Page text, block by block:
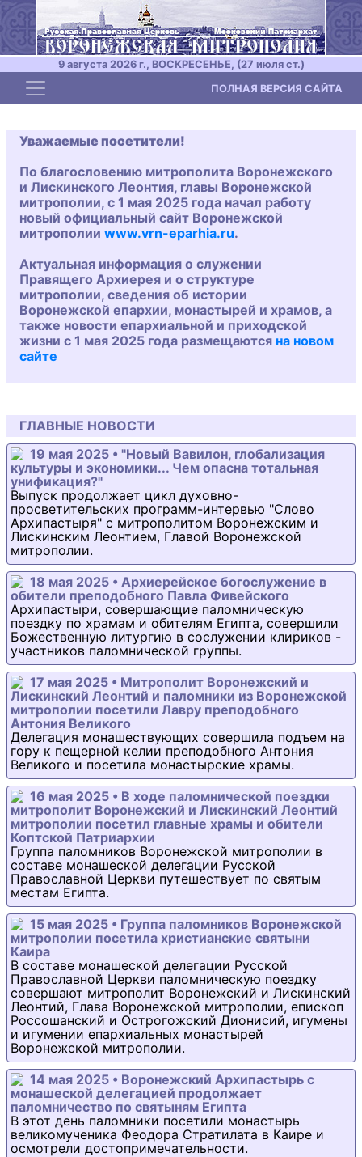
9 августа 2026 г., ВОСКРЕСЕНЬЕ, (27 июля ст.)
Toggle navigation ПОЛНАЯ ВЕРСИЯ САЙТА
Уважаемые посетители!
По благословению митрополита Воронежского
и Лискинского Леонтия, главы Воронежской
митрополии, с 1 мая 2025 года начал работу
новый официальный сайт Воронежской
митрополии www.vrn-eparhia.ru.
Актуальная информация о служении
Правящего Архиерея и о структуре
митрополии, сведения об истории
Воронежской епархии, монастырей и храмов, а
также новости епархиальной и приходской
жизни с 1 мая 2025 года размещаются на новом
сайте
ГЛАВНЫЕ НОВОСТИ
19 мая 2025 • "Новый Вавилон, глобализация
культуры и экономики... Чем опасна тотальная
унификация?"
Выпуск продолжает цикл духовно-
просветительских программ-интервью "Слово
Архипастыря" с митрополитом Воронежским и
Лискинским Леонтием, Главой Воронежской
митрополии.
18 мая 2025 • Архиерейское богослужение в
обители преподобного Павла Фивейского
Архипастыри, совершающие паломническую
поездку по храмам и обителям Египта, совершили
Божественную литургию в сослужении клириков -
участников паломнической группы.
17 мая 2025 • Митрополит Воронежский и
Лискинский Леонтий и паломники из Воронежской
митрополии посетили Лавру преподобного
Антония Великого
Делегация монашествующих совершила подъем на
гору к пещерной келии преподобного Антония
Великого и посетила монастырские храмы.
16 мая 2025 • В ходе паломнической поездки
митрополит Воронежский и Лискинский Леонтий
митрополии посетил главные храмы и обители
Коптской Патриархии
Группа паломников Воронежской митрополии в
составе монашеской делегации Русской
Православной Церкви путешествует по святым
местам Египта.
15 мая 2025 • Группа паломников Воронежской
митрополии посетила христианские святыни
Каира
В составе монашеской делегации Русской
Православной Церкви паломническую поездку
совершают митрополит Воронежский и Лискинский
Леонтий, Глава Воронежской митрополии, епископ
Россошанский и Острогожский Дионисий, игумены
и игумении епархиальных монастырей
Воронежской митрополии.
14 мая 2025 • Воронежский Архипастырь с
монашеской делегацией продолжает
паломничество по святыням Египта
В этот день паломники посетили монастырь
великомученика Феодора Стратилата в Каире и
осмотрели достопримечательности.